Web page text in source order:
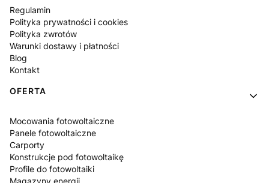
Regulamin
Polityka prywatności i cookies
Polityka zwrotów
Warunki dostawy i płatności
Blog
Kontakt
OFERTA
Mocowania fotowoltaiczne
Panele fotowoltaiczne
Carporty
Konstrukcje pod fotowoltaikę
Profile do fotowoltaiki